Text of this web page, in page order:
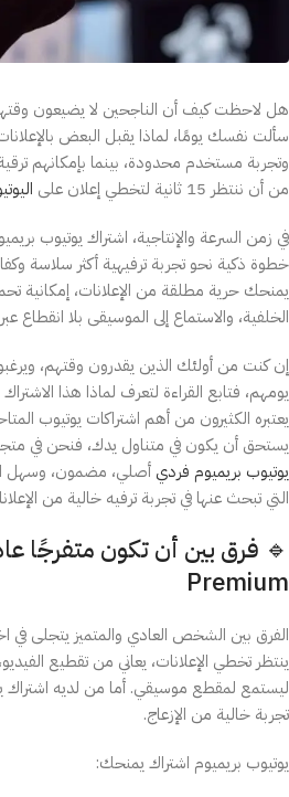
هل لاحظت كيف أن الناجحين لا يضيعون
سألت نفسك يومًا، لماذا يقبل البعض
وتجربة مستخدم محدودة، بينما بإمكانهم
من أن ننتظر 15 ثانية لتخطي إعلان على
في زمن السرعة والإنتاجية، اشتراك يوتيوب
خطوة ذكية نحو تجربة ترفيهية أكثر سلاسة
يمنحك حرية مطلقة من الإعلانات، إمكانية
الخلفية، والاستماع إلى الموسيقى بلا انقطاع عبر YouTube Music.
إن كنت من أولئك الذين يقدرون وقتهم،
يومهم، فتابع القراءة لتعرف لماذا هذا
يعتبره الكثيرون من أهم اشتراكات يوتيوب
يستحق أن يكون في متناول يدك، فنحن في
يوتيوب بريميوم فردي أصلي، مضمون، وسهل
التي تبحث عنها في تجربة ترفيه خالية من
🔹 فرق بين أن تكون متفرجًا
Premium
الفرق بين الشخص العادي والمتميز يتجلى في
ينتظر تخطي الإعلانات، يعاني من تقطيع
ليستمع لمقطع موسيقي. أما من لديه اشتراك
تجربة خالية من الإزعاج.
يوتيوب بريميوم اشتراك يمنحك: